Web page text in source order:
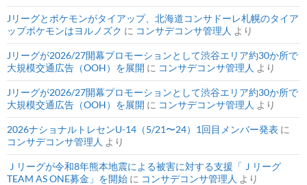
Jリーグとポケモンがタイアップ、北海道コンサドーレ札幌のタイア
ップポケモンはヨルノズク に コンサデコンサ管理人 より
Jリーグが2026/27開幕プロモーションとして渋谷エリア約30か所で
大規模交通広告（OOH）を展開 に コンサデコンサ管理人 より
Jリーグが2026/27開幕プロモーションとして渋谷エリア約30か所で
大規模交通広告（OOH）を展開 に コンサデコンサ管理人 より
2026ナショナルトレセンU-14（5/21〜24）1回目メンバー発表 に
コンサデコンサ管理人 より
Ｊリーグが令和8年熊本地震による被害に対する支援「Ｊリーグ
TEAM AS ONE募金」を開始 に コンサデコンサ管理人 より